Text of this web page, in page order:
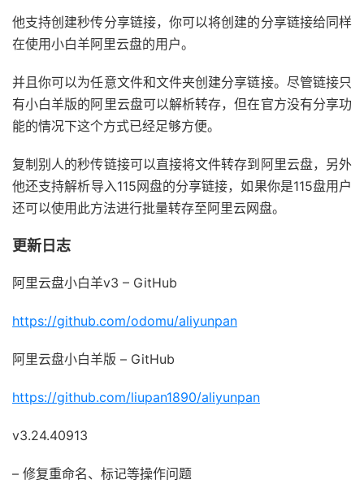
他支持创建秒传分享链接，你可以将创建的分享链接给同样
在使用小白羊阿里云盘的用户。
并且你可以为任意文件和文件夹创建分享链接。尽管链接只
有小白羊版的阿里云盘可以解析转存，但在官方没有分享功
能的情况下这个方式已经足够方便。
复制别人的秒传链接可以直接将文件转存到阿里云盘，另外
他还支持解析导入115网盘的分享链接，如果你是115盘用户
还可以使用此方法进行批量转存至阿里云网盘。
更新日志
阿里云盘小白羊v3 – GitHub
https://github.com/odomu/aliyunpan
阿里云盘小白羊版 – GitHub
https://github.com/liupan1890/aliyunpan
v3.24.40913
– 修复重命名、标记等操作问题